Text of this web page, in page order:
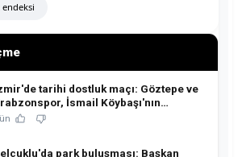
tarihi dostluk maçı: Göztepe ve
İsmail Köybaşı'nın
buluşuyor!
park buluşması: Başkan